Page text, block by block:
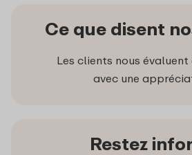
Ce que disent
Les clients nous évaluent
avec une
Restez